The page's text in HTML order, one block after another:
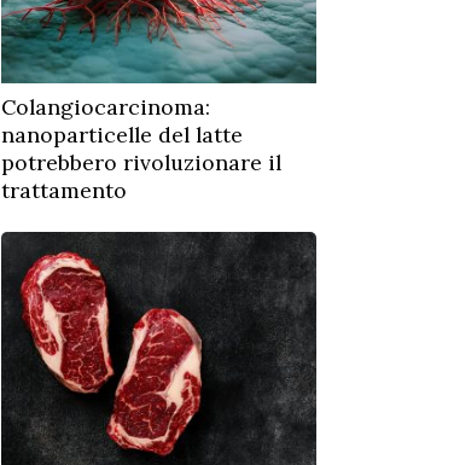
Colangiocarcinoma:
nanoparticelle del latte
potrebbero rivoluzionare il
trattamento